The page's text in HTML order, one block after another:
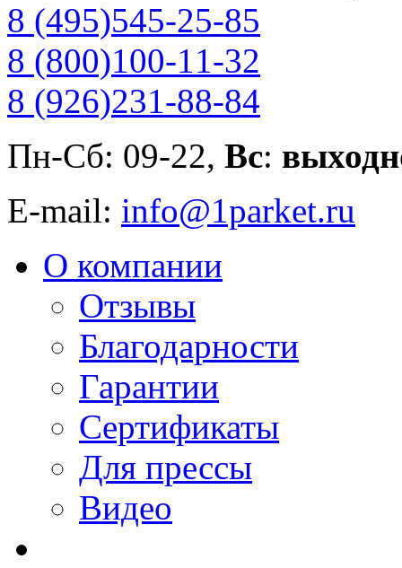
8 (495)545-25-85
8 (800)100-11-32
8 (926)231-88-84
Пн-Сб: 09-22, Вс:
E-mail: info@1parket.ru
О компании
Отзывы
Благодарности
Гарантии
Сертификаты
Для прессы
Видео